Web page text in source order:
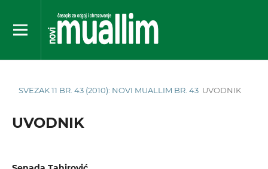
SVEZAK 11 BR. 43 (2010): NOVI MUALLIM BR. 43 UVODNIK
UVODNIK